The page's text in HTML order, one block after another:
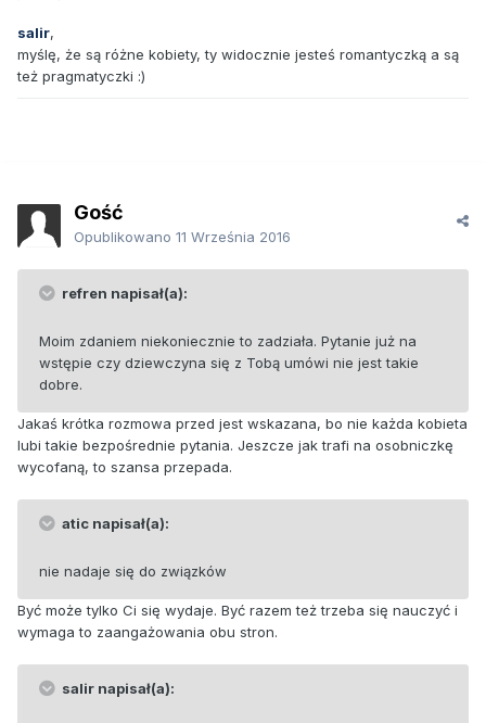
salir,
myślę, że są różne kobiety, ty widocznie jesteś romantyczką a są
też pragmatyczki :)
Gość
Opublikowano 11 Września 2016
refren napisał(a):
Moim zdaniem niekoniecznie to zadziała. Pytanie już na
wstępie czy dziewczyna się z Tobą umówi nie jest takie
dobre.
Jakaś krótka rozmowa przed jest wskazana, bo nie każda kobieta
lubi takie bezpośrednie pytania. Jeszcze jak trafi na osobniczkę
wycofaną, to szansa przepada.
atic napisał(a):
nie nadaje się do związków
Być może tylko Ci się wydaje. Być razem też trzeba się nauczyć i
wymaga to zaangażowania obu stron.
salir napisał(a):